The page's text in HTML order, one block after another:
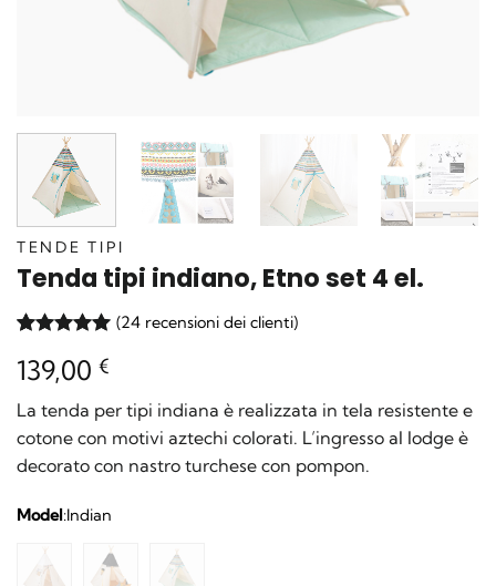
TENDE TIPI
Tenda tipi indiano, Etno set 4 el.
4.92su 5
su base di
recensioni
(24 recensioni dei clienti)
139,00 €
La tenda per tipi indiana è realizzata in tela resistente e
cotone con motivi aztechi colorati. L’ingresso al lodge è
decorato con nastro turchese con pompon.
Model :Indian